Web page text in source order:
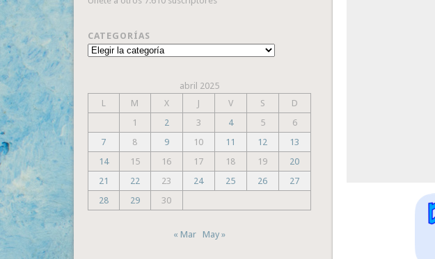
CATEGORÍAS
Categorías
abril 2025
L
M X J V S
D
1
2 3 4 5
6
7
8 9 10 11 12
13
14
15 16 17 18 19
20
21
22 23 24 25 26
27
28
29 30
« Mar May »